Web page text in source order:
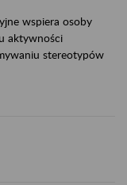
wspiera osoby
aktywności
stereotypów